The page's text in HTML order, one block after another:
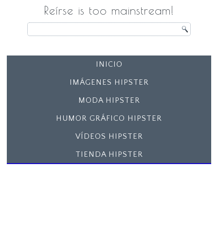
Reírse is too mainstream!
INICIO
IMÁGENES HIPSTER
MODA HIPSTER
HUMOR GRÁFICO HIPSTER
VÍDEOS HIPSTER
TIENDA HIPSTER